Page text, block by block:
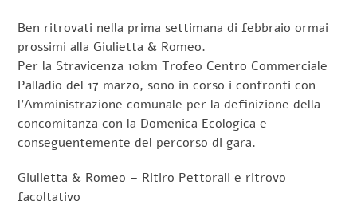
Ben ritrovati nella prima settimana di febbraio ormai
prossimi alla Giulietta & Romeo.
Per la Stravicenza 10km Trofeo Centro Commerciale
Palladio del 17 marzo, sono in corso i confronti con
l’Amministrazione comunale per la definizione della
concomitanza con la Domenica Ecologica e
conseguentemente del percorso di gara.
Giulietta & Romeo – Ritiro Pettorali e ritrovo
facoltativo